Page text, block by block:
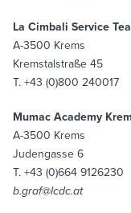
La Cimbali Service
A-3500 Krems
Kremstalstraße 45
T. +43 (0)800 240017
Mumac Academy
A-3500 Krems
Judengasse 6
T. +43 (0)664 9126230
b.graf@lcdc.at